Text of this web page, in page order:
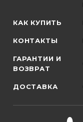
КАК КУПИТЬ
КОНТАКТЫ
ГАРАНТИИ И
ВОЗВРАТ
ДОСТАВКА